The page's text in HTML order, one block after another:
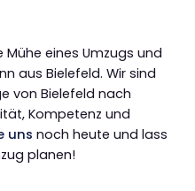
eines Umzugs und
aus Bielefeld. Wir sind
von Bielefeld nach
Kompetenz und
uns noch heute und lass
planen!